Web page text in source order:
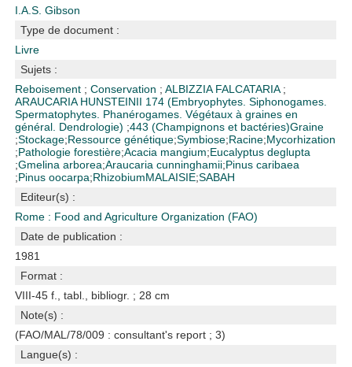
I.A.S. Gibson
Type de document :
Livre
Sujets :
Reboisement ;Conservation ;ALBIZZIA FALCATARIA ;
ARAUCARIA HUNSTEINII 174 (Embryophytes. Siphonogames.
Spermatophytes. Phanérogames. Végétaux à graines en
général. Dendrologie) ;443 (Champignons et bactéries)Graine
;Stockage;Ressource génétique;Symbiose;Racine;Mycorhization
;Pathologie forestière;Acacia mangium;Eucalyptus deglupta
;Gmelina arborea;Araucaria cunninghamii;Pinus caribaea
;Pinus oocarpa;RhizobiumMALAISIE;SABAH
Editeur(s) :
Rome : Food and Agriculture Organization (FAO)
Date de publication :
1981
Format :
VIII-45 f., tabl., bibliogr. ; 28 cm
Note(s) :
(FAO/MAL/78/009 : consultant's report ; 3)
Langue(s) :